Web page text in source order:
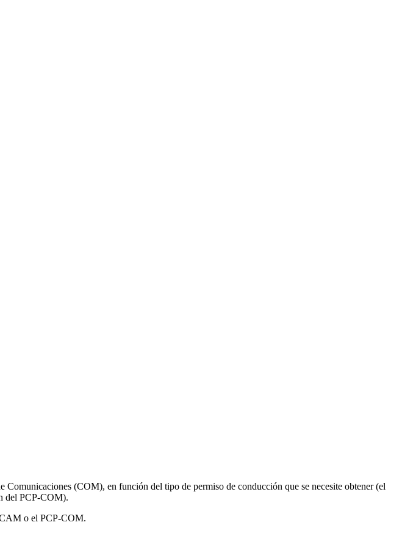
(COM), en función del tipo de permiso de conducción que se necesite obtener (el
del PCP-COM).
CAM o el PCP-COM.